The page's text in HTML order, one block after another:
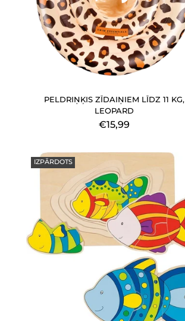
PELDRIŅĶIS ZĪDAIŅIEM LĪDZ 11 KG,
LEOPARD
€15,99
IZPĀRDOTS